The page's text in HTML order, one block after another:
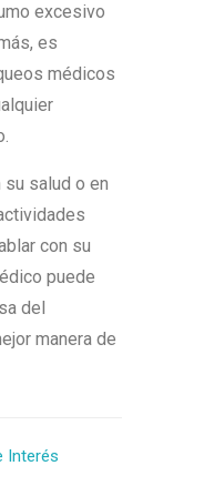
excesivo
es
médicos
salud o en
con su
puede
del
manera de
Interés